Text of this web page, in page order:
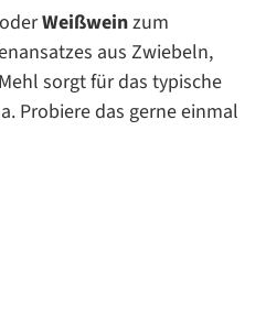
oderWeißweinzum
aus Zwiebeln,
sorgt für das typische
Probiere das gerne einmal